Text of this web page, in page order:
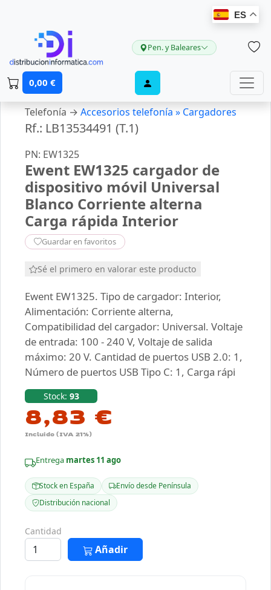
ES
Pen. y Baleares
0,00 €
Telefonía → Accesorios telefonía » Cargadores
Rf.: LB13534491 (T.1)
PN: EW1325
Ewent EW1325 cargador de
dispositivo móvil Universal
Blanco Corriente alterna
Carga rápida Interior
Guardar en favoritos
Sé el primero en valorar este producto
Ewent EW1325. Tipo de cargador: Interior,
Alimentación: Corriente alterna,
Compatibilidad del cargador: Universal. Voltaje
de entrada: 100 - 240 V, Voltaje de salida
máximo: 20 V. Cantidad de puertos USB 2.0: 1,
Número de puertos USB Tipo C: 1, Carga rápi
Stock: 93
8,83 €
Incluido (IVA 21%)
Entrega martes 11 ago
Stock en España
Envío desde Península
Distribución nacional
Cantidad
Añadir